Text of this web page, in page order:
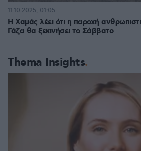
Η Χαμάς λέει ότι η παροχή
Γάζα θα ξεκινήσει το Σάββατο
11.10.2025, 01:05
Thema Insights